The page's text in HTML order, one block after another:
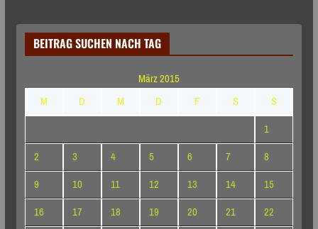
BEITRAG SUCHEN NACH TAG
März 2015
M
D M D F S
S
1
2
3 4 5 6 7
8
9
10 11 12 13 14
15
16
17 18 19 20 21
22